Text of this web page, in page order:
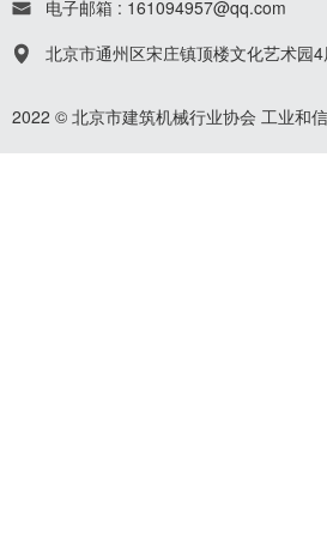
电子邮箱 : 161094957@qq.com
北京市通州区宋庄镇顶楼文化艺术园
2022 © 北京市建筑机械行业协会 工业和